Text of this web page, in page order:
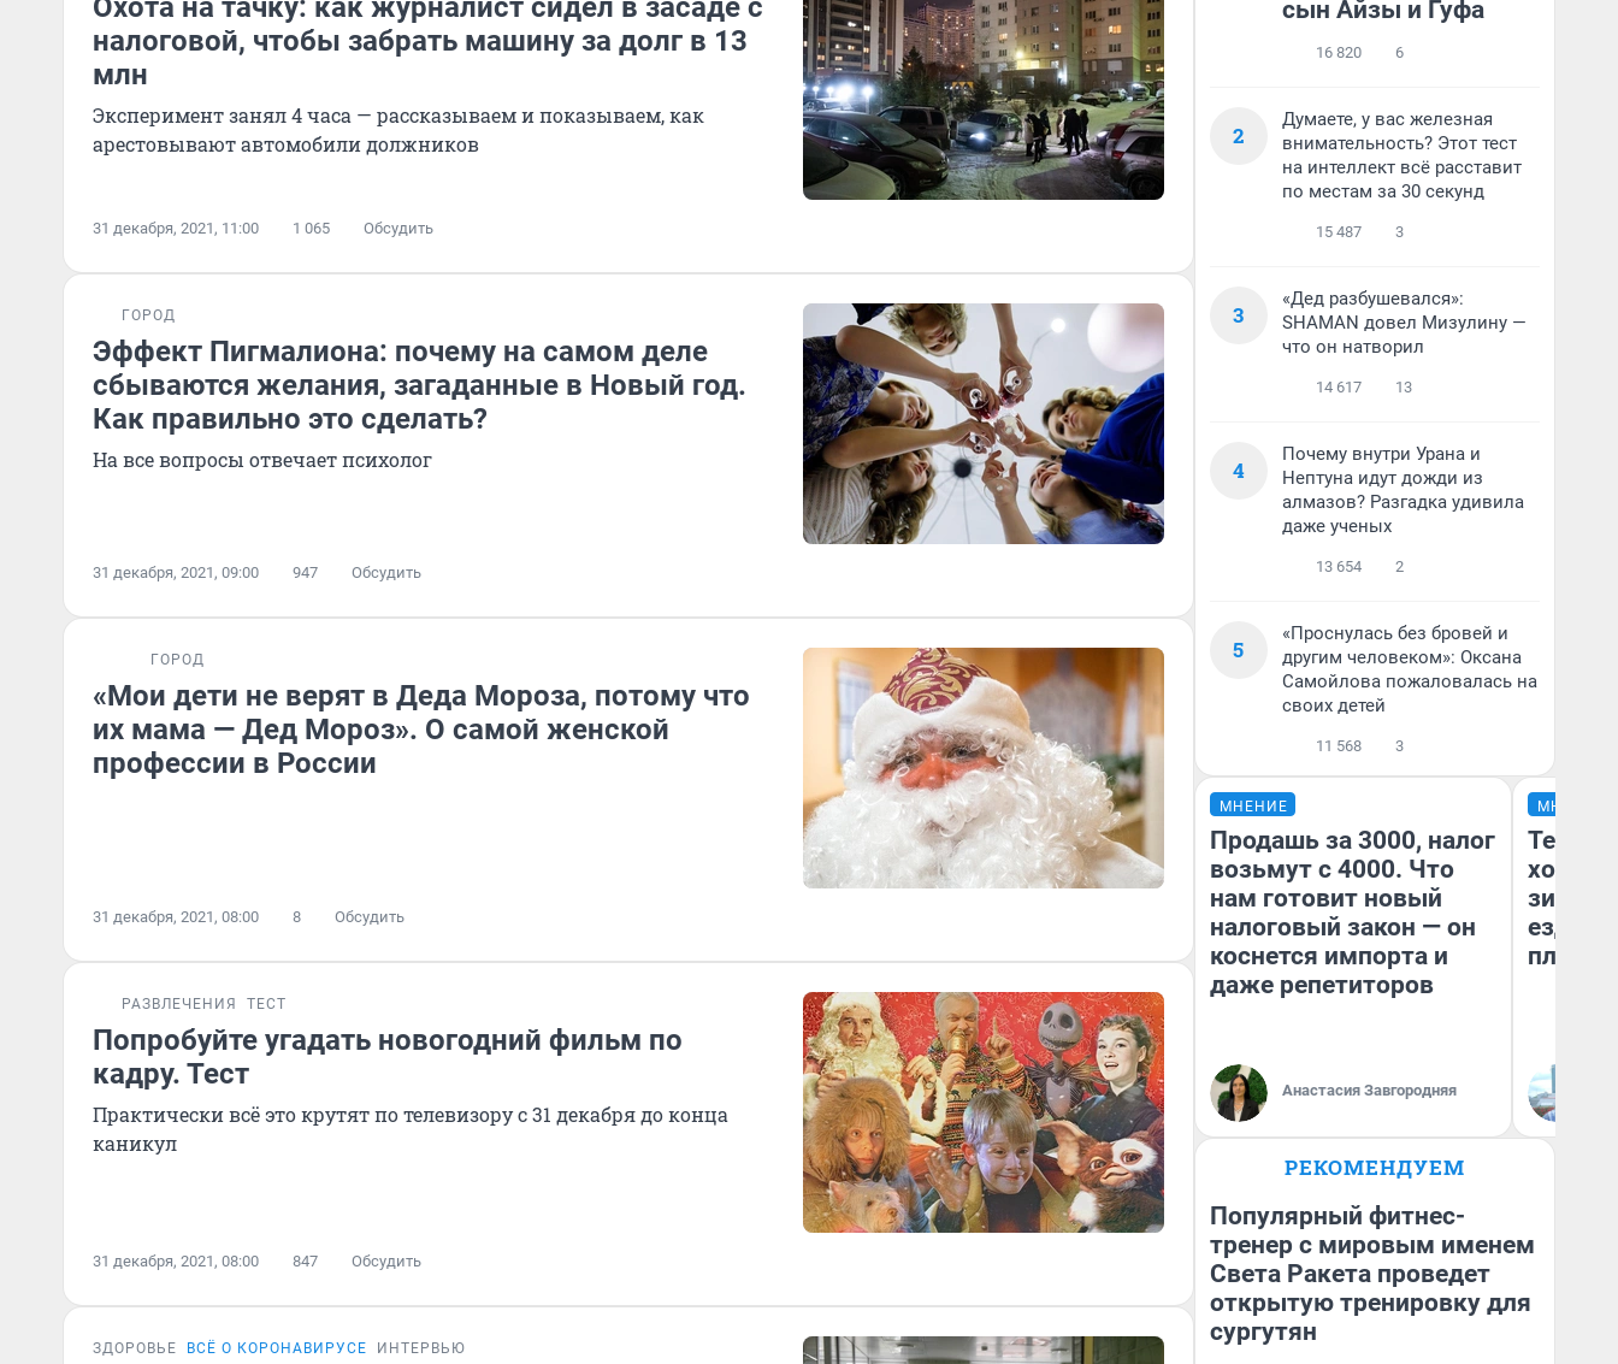
Охота на тачку: как журналист сидел в засаде с
налоговой, чтобы забрать машину за долг в 13
млн
Эксперимент занял 4 часа — рассказываем и показываем, как
арестовывают автомобили должников
31 декабря, 2021, 11:00 1 065 Обсудить
ГОРОД
Эффект Пигмалиона: почему на самом деле
сбываются желания, загаданные в Новый год.
Как правильно это сделать?
На все вопросы отвечает психолог
31 декабря, 2021, 09:00 947 Обсудить
ГОРОД
«Мои дети не верят в Деда Мороза, потому что
их мама — Дед Мороз». О самой женской
профессии в России
31 декабря, 2021, 08:00 8 Обсудить
РАЗВЛЕЧЕНИЯ ТЕСТ
Попробуйте угадать новогодний фильм по
кадру. Тест
Практически всё это крутят по телевизору с 31 декабря до конца
каникул
31 декабря, 2021, 08:00 847 Обсудить
ЗДОРОВЬЕ ВСЁ О КОРОНАВИРУСЕ ИНТЕРВЬЮ
сын Айзы и Гуфа
16 820 6
2
Думаете, у вас железная
внимательность? Этот тест
на интеллект всё расставит
по местам за 30 секунд
15 487 3
3
«Дед разбушевался»:
SHAMAN довел Мизулину —
что он натворил
14 617 13
4
Почему внутри Урана и
Нептуна идут дожди из
алмазов? Разгадка удивила
даже ученых
13 654 2
5
«Проснулась без бровей и
другим человеком»: Оксана
Самойлова пожаловалась на
своих детей
11 568 3
МНЕНИЕ
Продашь за 3000, налог
возьмут с 4000. Что
нам готовит новый
налоговый закон — он
коснется импорта и
даже репетиторов
Анастасия Завгородняя
МНЕНИЕ
Тепло
зимой.
ездит
плюсы
РЕКОМЕНДУЕМ
Популярный фитнес-
тренер с мировым именем
Света Ракета проведет
открытую тренировку для
сургутян